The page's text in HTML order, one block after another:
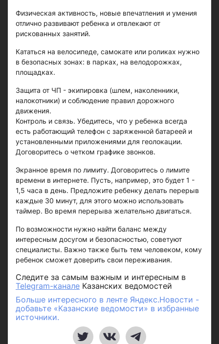
Физическая активность, новые впечатления и умения
отлично развивают ребенка и отвлекают от
рискованных занятий.
Кататься на велосипеде, самокате или роликах нужно
в безопасных зонах: в парках, на велодорожках,
площадках.
Защита от ЧП - экипировка (шлем, наколенники,
налокотники) и соблюдение правил дорожного
движения.
Контроль и связь. Убедитесь, что у ребенка всегда
есть работающий телефон с заряженной батареей и
установленными приложениями для геолокации.
Договоритесь о четком графике звонков.
Экранное время по лимиту. Договоритесь о лимите
времени в интернете. Пусть, например, это будет 1 -
1,5 часа в день. Предложите ребенку делать перерыв
каждые 30 минут, для этого можно использовать
таймер. Во время перерыва желательно двигаться.
По возможности нужно найти баланс между
интересным досугом и безопасностью, советуют
специалисты. Важно также быть тем человеком, кому
ребенок сможет доверить свои переживания.
Следите за самым важным и интересным в
Telegram-канале Казанских ведомостей
Больше интересного в ленте Яндекс.Новости -
добавьте «Казанские ведомости» в избранные
источники.